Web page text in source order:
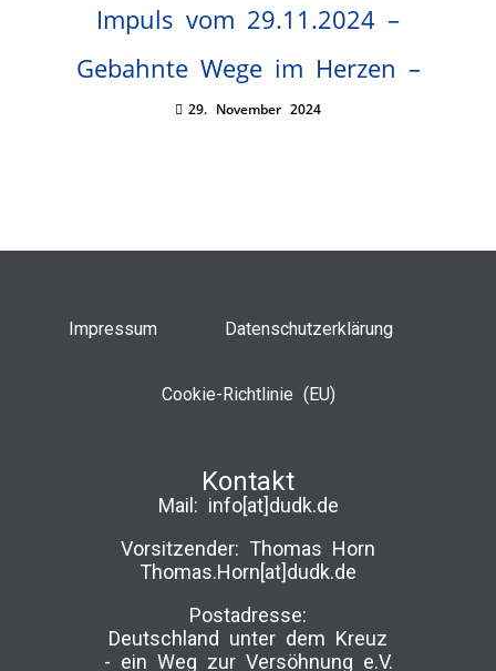
Impuls vom 29.11.2024 –
Gebahnte Wege im Herzen –
29. November 2024
Impressum Datenschutzerklärung
Cookie-Richtlinie (EU)
Kontakt
Mail: info[at]dudk.de
Vorsitzender: Thomas Horn
Thomas.Horn[at]dudk.de
Postadresse:
Deutschland unter dem Kreuz
-­ ein Weg zur Versöhnung e.V.